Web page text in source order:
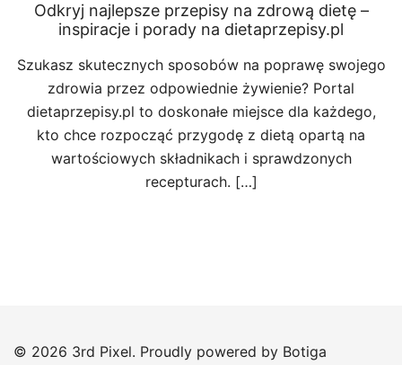
Odkryj najlepsze przepisy na zdrową dietę –
inspiracje i porady na dietaprzepisy.pl
Szukasz skutecznych sposobów na poprawę swojego
zdrowia przez odpowiednie żywienie? Portal
dietaprzepisy.pl to doskonałe miejsce dla każdego,
kto chce rozpocząć przygodę z dietą opartą na
wartościowych składnikach i sprawdzonych
recepturach. […]
© 2026 3rd Pixel. Proudly powered by Botiga